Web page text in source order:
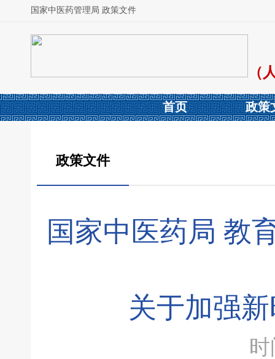
国家中医药管理局 政策文件
（
首页 政策
政策文件
国家中医药局 教
关于加强